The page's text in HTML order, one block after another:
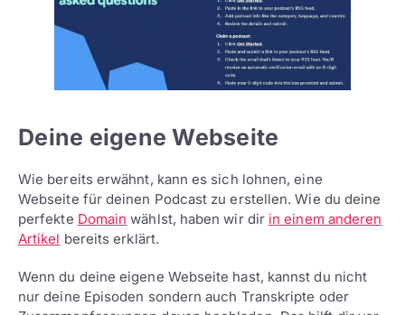
Deine eigene Webseite
Wie bereits erwähnt, kann es sich lohnen, eine
Webseite für deinen Podcast zu erstellen. Wie du deine
perfekte Domain wählst, haben wir dir in einem anderen
Artikel bereits erklärt.
Wenn du deine eigene Webseite hast, kannst du nicht
nur deine Episoden sondern auch Transkripte oder